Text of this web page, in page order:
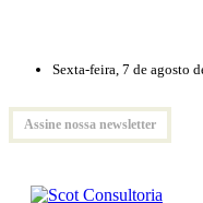
Sexta-feira, 7 de agosto
Assine nossa newsletter